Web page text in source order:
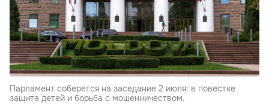
Парламент соберется на заседание 2 июля: в повестке
защита детей и борьба с мошенничеством.